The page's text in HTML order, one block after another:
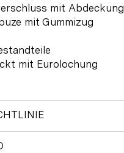
mit Abdeckung
mit Gummizug
mit Eurolochung